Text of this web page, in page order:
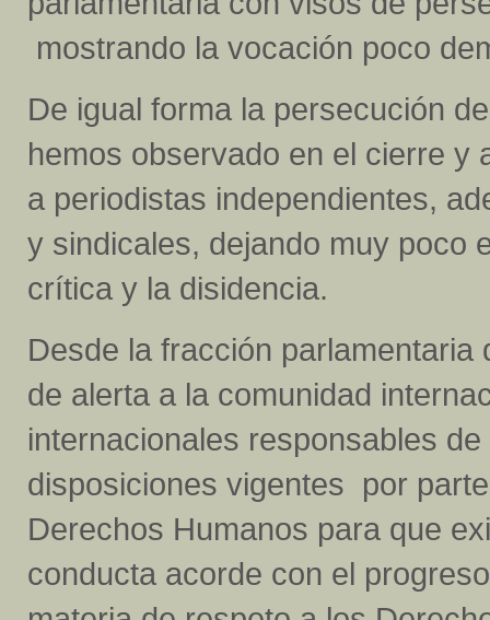
mostrando la vocación poco
De igual forma la persecución
hemos observado en el cierre y
a periodistas independientes,
y sindicales, dejando muy poco
crítica y la disidencia.
Desde la fracción
de alerta a la comunidad
internacionales responsables
disposiciones vigentes por
Derechos Humanos para que
conducta acorde con el